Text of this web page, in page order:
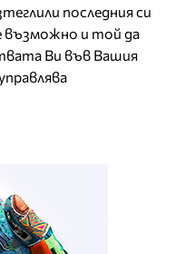
последния си
възможно и той да
Ви във Вашия